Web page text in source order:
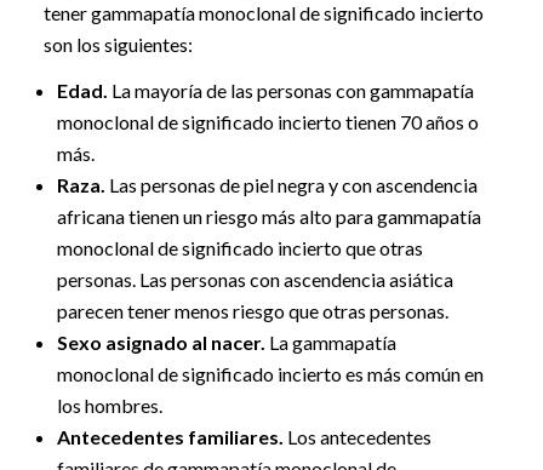
tener gammapatía monoclonal de significado incierto
son los siguientes:
Edad. La mayoría de las personas con gammapatía
monoclonal de significado incierto tienen 70 años o
más.
Raza. Las personas de piel negra y con ascendencia
africana tienen un riesgo más alto para gammapatía
monoclonal de significado incierto que otras
personas. Las personas con ascendencia asiática
parecen tener menos riesgo que otras personas.
Sexo asignado al nacer. La gammapatía
monoclonal de significado incierto es más común en
los hombres.
Antecedentes familiares. Los antecedentes